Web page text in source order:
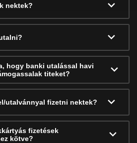
nektek?
hogy banki utalással havi
titeket?
utalvánnyal fizetni nektek?
fizetések
kötve?